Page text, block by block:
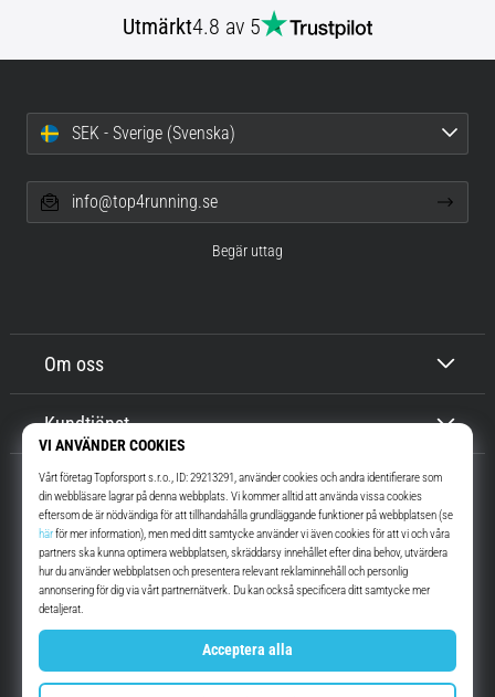
Utmärkt4.8 av 5
Top4Running.se
I mer än 16 år vi har vi motiverat dig att gå ut och springa. Snabbare. Med
InstagramYouTube
Om oss
Kundtjänst
SEK - Sverige (Svenska)
info@top4running.se
Begär uttag